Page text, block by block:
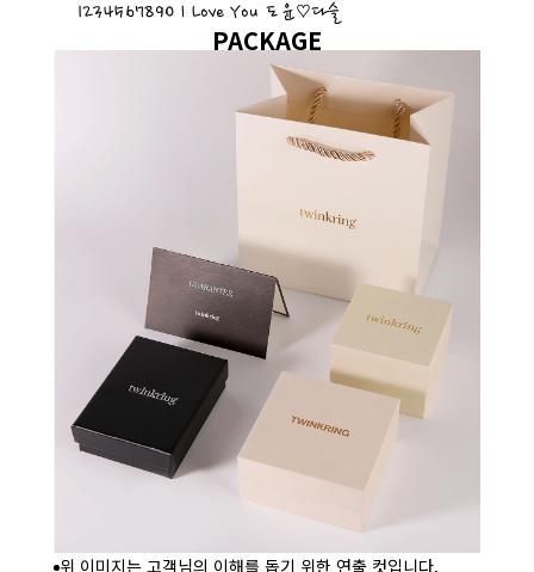
1234567890 I Love You 도윤♡다슬
PACKAGE
위 이미지는 고객님의 이해를 돕기 위한 연출 컷입니다.